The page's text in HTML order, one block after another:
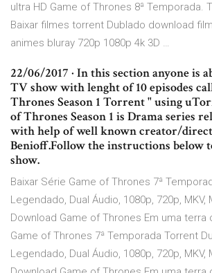
ultra HD Game of Thrones 8ª Temporada.
Baixar filmes torrent Dublado download
animes bluray 720p 1080p 4k 3D …
22/06/2017 · In this section anyone is
TV show with lenght of 10 episodes
Thrones Season 1 Torrent " using
of Thrones Season 1 is Drama series
with help of well known creator/
Benioff.Follow the instructions below
show.
Baixar Série Game of Thrones 7ª
Legendado, Dual Áudio, 1080p, 720p, MKV,
Download Game of Thrones Em uma terra
Game of Thrones 7ª Temporada Torrent
Legendado, Dual Áudio, 1080p, 720p, MKV,